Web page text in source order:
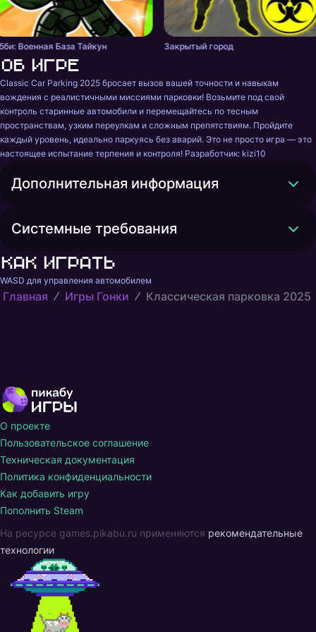
Военная База Тайкун Закрытый город
Об игре
Classic Car Parking 2025 бросает вызов вашей точности и навыкам
вождения с реалистичными миссиями парковки! Возьмите под свой
контроль старинные автомобили и перемещайтесь по тесным
пространствам, узким переулкам и сложным препятствиям. Пройдите
каждый уровень, идеально паркуясь без аварий. Это не просто игра — это
настоящее испытание терпения и контроля! Разработчик: kizi10
Дополнительная информация
Системные требования
Как играть
WASD для управления автомобилем
Главная Игры Гонки Классическая парковка 2025
О проекте
Пользовательское соглашение
Техническая документация
Политика конфиденциальности
Как добавить игру
Пополнить Steam
На ресурсе games.pikabu.ru применяются рекомендательные
технологии